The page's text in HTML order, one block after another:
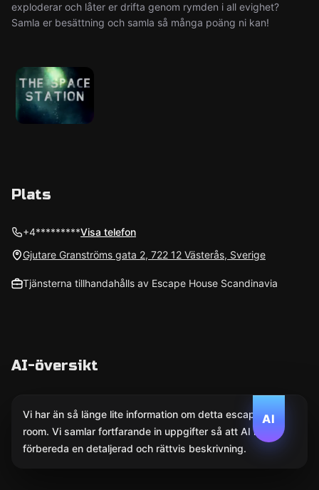
exploderar och låter er drifta genom rymden i all evighet?
Samla er besättning och samla så många poäng ni kan!
Plats
+4*********Visa telefon
Gjutare Granströms gata 2, 722 12 Västerås, Sverige
Tjänsterna tillhandahålls av Escape House Scandinavia
AI-översikt
AI
Vi har än så länge lite information om detta escape
room. Vi samlar fortfarande in uppgifter så att AI kan
förbereda en detaljerad och rättvis beskrivning.